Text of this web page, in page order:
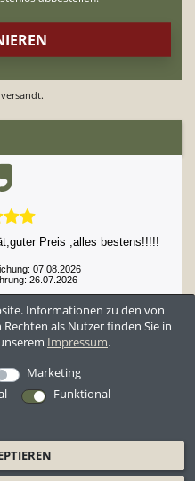
Preis ,alles bestens!!!!!
07.08.2026
26.07.2026
Informationen zu den von
als Nutzer finden Sie in
Impressum.
Marketing
Funktional
Widerrufsformular